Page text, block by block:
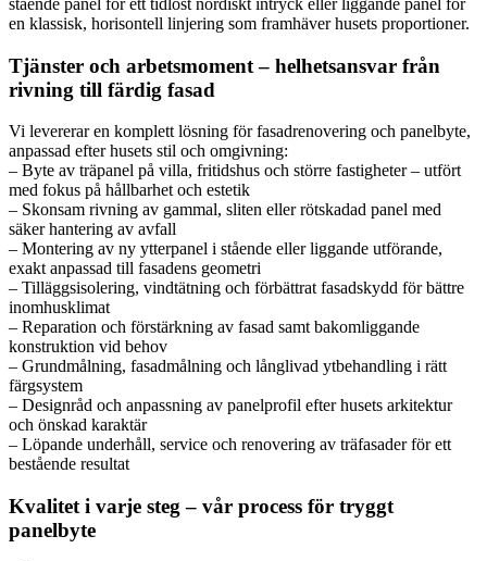
stående panel för ett tidlöst nordiskt intryck eller liggande panel för
en klassisk, horisontell linjering som framhäver husets proportioner.
Tjänster och arbetsmoment – helhetsansvar från
rivning till färdig fasad
Vi levererar en komplett lösning för fasadrenovering och panelbyte,
anpassad efter husets stil och omgivning:
– Byte av träpanel på villa, fritidshus och större fastigheter – utfört
med fokus på hållbarhet och estetik
– Skonsam rivning av gammal, sliten eller rötskadad panel med
säker hantering av avfall
– Montering av ny ytterpanel i stående eller liggande utförande,
exakt anpassad till fasadens geometri
– Tilläggsisolering, vindtätning och förbättrat fasadskydd för bättre
inomhusklimat
– Reparation och förstärkning av fasad samt bakomliggande
konstruktion vid behov
– Grundmålning, fasadmålning och långlivad ytbehandling i rätt
färgsystem
– Designråd och anpassning av panelprofil efter husets arkitektur
och önskad karaktär
– Löpande underhåll, service och renovering av träfasader för ett
bestående resultat
Kvalitet i varje steg – vår process för tryggt
panelbyte